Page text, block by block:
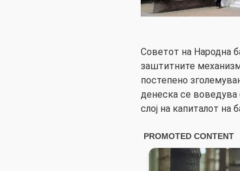
Советот на Народна
заштитните
постепено
денеска се
слој на капиталот на